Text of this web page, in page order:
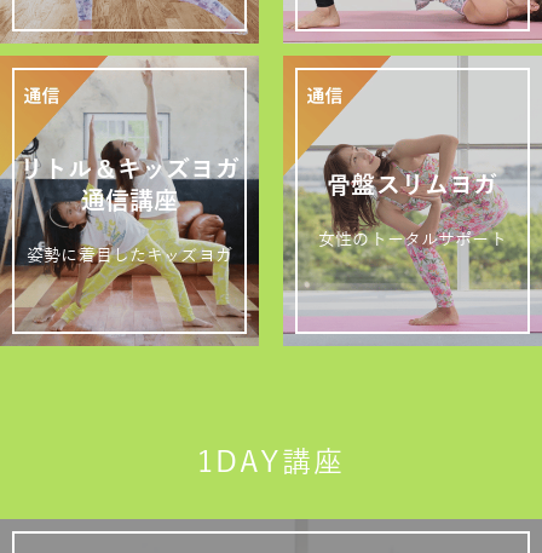
リトル＆キッズヨガ
通信講座
姿勢に着目したキッズヨガ
骨盤スリムヨガ
女性のトータルサポート
1DAY講座